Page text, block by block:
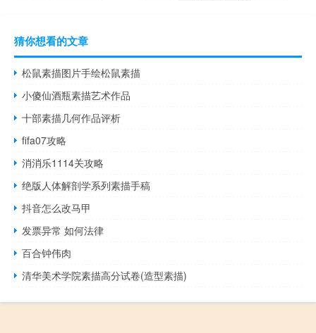
猜你想看的文章
松鼠素描图片手绘松鼠素描
小傻仙酒瓶素描艺术作品
十部素描几何作品评析
fifa07攻略
消消乐1114关攻略
绝版人体解剖学系列素描手稿
抖音怎么改马甲
发票异常 如何法律
百合钟伟肉
清华美术学院素描高分试卷(造型素描)